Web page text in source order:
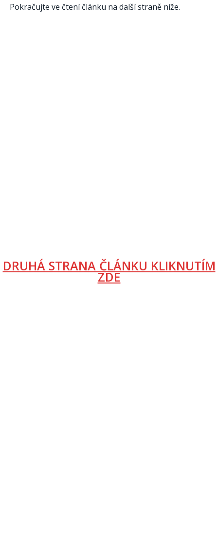
Pokračujte ve čtení článku na další straně níže.
DRUHÁ STRANA ČLÁNKU KLIKNUTÍM
ZDE